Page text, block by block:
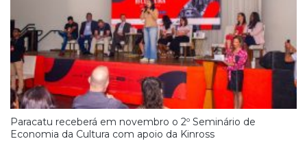
Paracatu receberá em novembro o 2º Seminário de
Economia da Cultura com apoio da Kinross